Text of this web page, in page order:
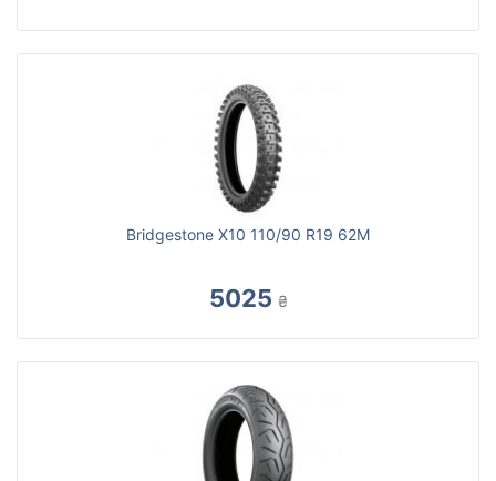
Bridgestone X10 110/90 R19 62M
5025 ₴